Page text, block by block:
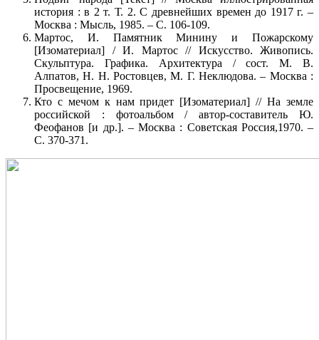
история : в 2 т. Т. 2. С древнейших времен до 1917 г. –
Москва : Мысль, 1985. – С. 106-109.
Мартос, И. Памятник Минину и Пожарскому
[Изоматериал] / И. Мартос // Искусство. Живопись.
Скульптура. Графика. Архитектура / сост. М. В.
Алпатов, Н. Н. Ростовцев, М. Г. Неклюдова. – Москва :
Просвещение, 1969.
Кто с мечом к нам придет [Изоматериал] // На земле
российской : фотоальбом / автор-составитель Ю.
Феофанов [и др.]. – Москва : Советская Россия,1970. –
С. 370-371.